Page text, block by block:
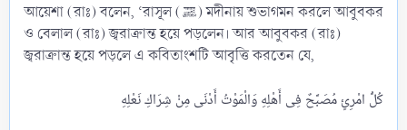
আয়েশা (রাঃ) বলেন, ‘রাসূল (ﷺ) মদীনায় শুভাগমন করলে আবুবকর
ও বেলাল (রাঃ) জ্বরাক্রান্ত হয়ে পড়লেন। আর আবুবকর (রাঃ)
জ্বরাক্রান্ত হয়ে পড়লে এ কবিতাংশটি আবৃত্তি করতেন যে,